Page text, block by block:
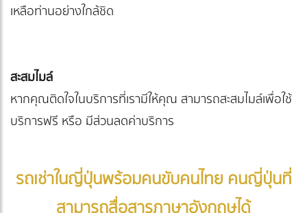
เหลือท่านอย่างใกล้ชิด
สะสมไมล์
หากคุณติดใจในบริการที่เรามีให้คุณ สามารถสะสมไมล์เพื่อใช้
บริการฟรี หรือ มีส่วนลดค่าบริการ
รถเช่าในญี่ปุ่นพร้อมคนขับคนไทย คนญี่ปุ่นที่
สามารถสื่อสารภาษาอังกฤษได้